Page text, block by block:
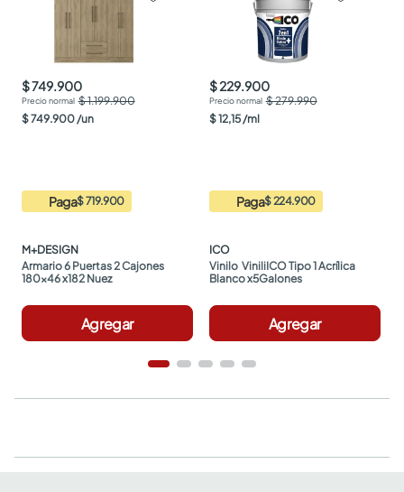
$ 749.900
$ 1.199.900
$749.900/un
Paga$ 719.900
M+DESIGN
Armario 6 Puertas 2 Cajones
180x46 x182 Nuez
Agregar
$ 229.900
$ 279.990
$12,15/ml
Paga$ 224.900
ICO
Vinilo  ViniliICO Tipo 1 Acrílica
Blanco x5Galones
Agregar